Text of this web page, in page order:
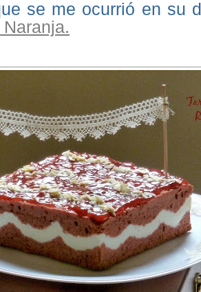
se me ocurrió en su